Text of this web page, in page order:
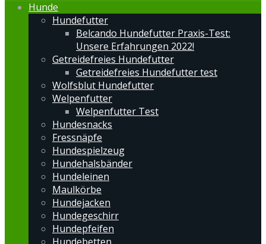
Hunde
Hundefutter
Belcando Hundefutter Praxis-Test:
Unsere Erfahrungen 2022!
Getreidefreies Hundefutter
Getreidefreies Hundefutter test
Wolfsblut Hundefutter
Welpenfutter
Welpenfutter Test
Hundesnacks
Fressnäpfe
Hundespielzeug
Hundehalsbänder
Hundeleinen
Maulkörbe
Hundejacken
Hundegeschirr
Hundepfeifen